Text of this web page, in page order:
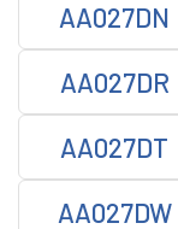
AA027DN
AA027DR
AA027DT
AA027DW